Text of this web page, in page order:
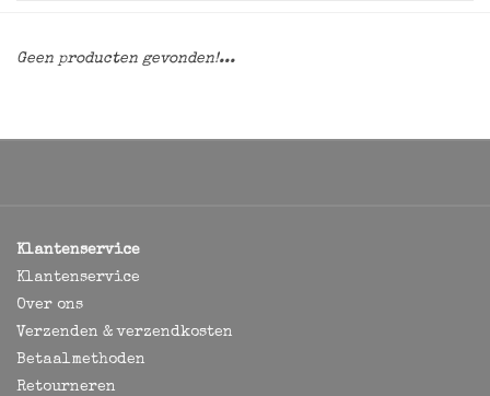
Geen producten gevonden!...
Klantenservice
Klantenservice
Over ons
Verzenden & verzendkosten
Betaalmethoden
Retourneren